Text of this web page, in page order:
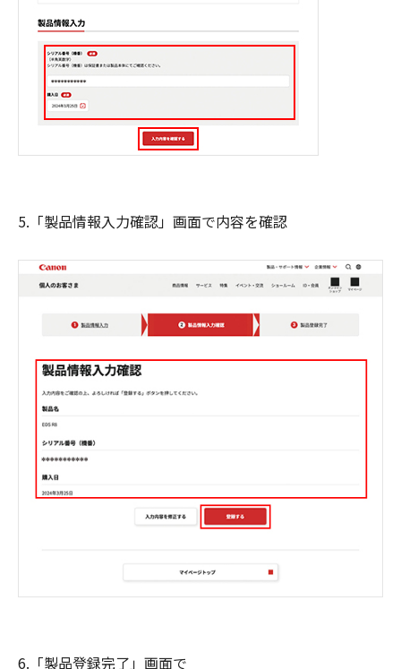
5.「製品情報入力確認」画面で内容を確認
6.「製品登録完了」画面で